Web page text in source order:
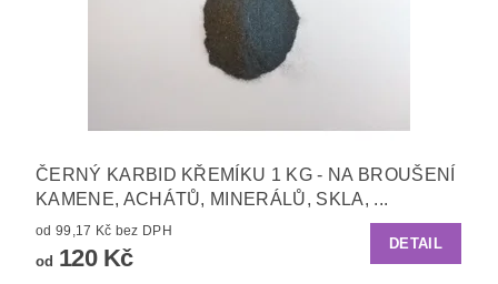
ČERNÝ KARBID KŘEMÍKU 1 KG - NA BROUŠENÍ
KAMENE, ACHÁTŮ, MINERÁLŮ, SKLA, ...
od 99,17 Kč bez DPH
od 120 Kč
DETAIL